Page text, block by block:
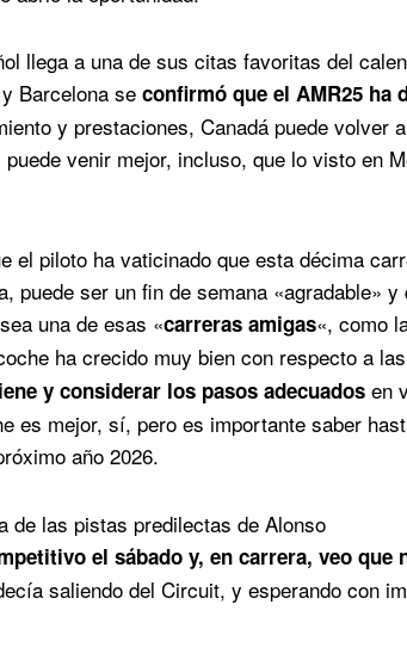
llega a una de sus citas favoritas del
Barcelona se confirmó que el AMR25 ha
y prestaciones, Canadá puede volver
venir mejor, incluso, que lo visto en
el piloto ha vaticinado que esta décima
puede ser un fin de semana «agradable»
una de esas «carreras amigas«, como
ha crecido muy bien con respecto a
y considerar los pasos adecuados en
es mejor, sí, pero es importante saber
año 2026.
de las pistas predilectas de Alonso
el sábado y, en carrera, veo que
saliendo del Circuit, y esperando con